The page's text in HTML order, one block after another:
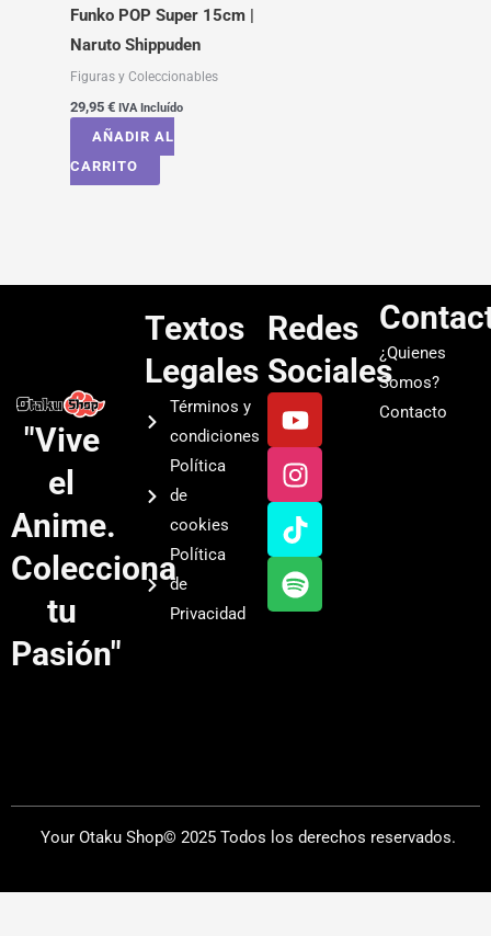
Funko POP Super 15cm |
Naruto Shippuden
Figuras y Coleccionables
29,95 € IVA Incluído
AÑADIR AL
CARRITO
"Vive
el
Anime.
Colecciona
tu
Pasión"
Textos
Legales
Términos y
condiciones
Política
de
cookies
Política
de
Privacidad
Redes
Sociales
Y
o
u
t
u
b
e
I
n
s
t
a
g
r
a
T
i
k
t
o
k
S
p
o
t
i
f
y
¿Quienes
Somos?
Contacto
Your Otaku Shop© 2025 Todos los derechos reservados.